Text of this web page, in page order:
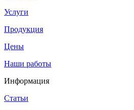
Услуги
Продукция
Цены
Наши работы
Информация
Статьи